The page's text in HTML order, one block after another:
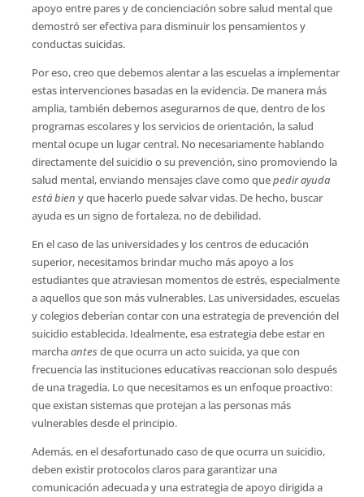
apoyo entre pares y de concienciación sobre salud mental que
demostró ser efectiva para disminuir los pensamientos y
conductas suicidas.
Por eso, creo que debemos alentar a las escuelas a implementar
estas intervenciones basadas en la evidencia. De manera más
amplia, también debemos asegurarnos de que, dentro de los
programas escolares y los servicios de orientación, la salud
mental ocupe un lugar central. No necesariamente hablando
directamente del suicidio o su prevención, sino promoviendo la
salud mental, enviando mensajes clave como quepedir ayuda
está bien y que hacerlo puede salvar vidas. De hecho, buscar
ayuda es un signo de fortaleza, no de debilidad.
En el caso de las universidades y los centros de educación
superior, necesitamos brindar mucho más apoyo a los
estudiantes que atraviesan momentos de estrés, especialmente
a aquellos que son más vulnerables. Las universidades, escuelas
y colegios deberían contar con una estrategia de prevención del
suicidio establecida. Idealmente, esa estrategia debe estar en
marchaantesde que ocurra un acto suicida, ya que con
frecuencia las instituciones educativas reaccionan solo después
de una tragedia. Lo que necesitamos es un enfoque proactivo:
que existan sistemas que protejan a las personas más
vulnerables desde el principio.
Además, en el desafortunado caso de que ocurra un suicidio,
deben existir protocolos claros para garantizar una
comunicación adecuada y una estrategia de apoyo dirigida a